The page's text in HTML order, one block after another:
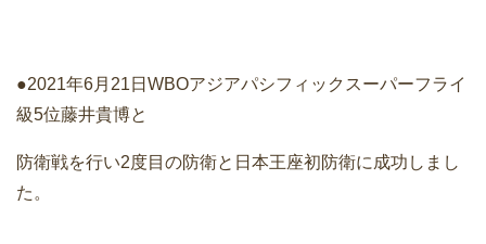
●2021年6月21日WBOアジアパシフィックスーパーフライ
級5位藤井貴博と
防衛戦を行い2度目の防衛と日本王座初防衛に成功しまし
た。